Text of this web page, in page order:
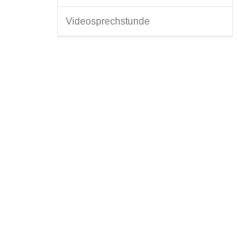
Videosprechstunde